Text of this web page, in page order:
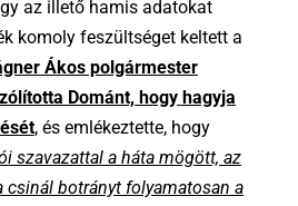
az illető hamis adatokat
komoly feszültséget keltett a
Ákos polgármester
Dománt, hogy hagyja
, és emlékeztette, hogy
szavazattal a háta mögött, az
csinál botrányt folyamatosan a